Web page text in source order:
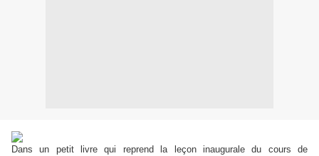
Dans un petit livre qui reprend la leçon inaugurale du cours de